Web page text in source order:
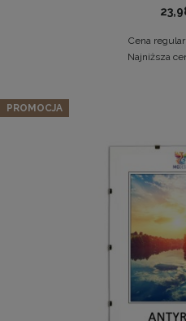
Drewniana ramka, rama na
Zestaw 3 szt. ramek na
Cena
Najniższa
DO
Cena
Najniższa
PROMOCJA